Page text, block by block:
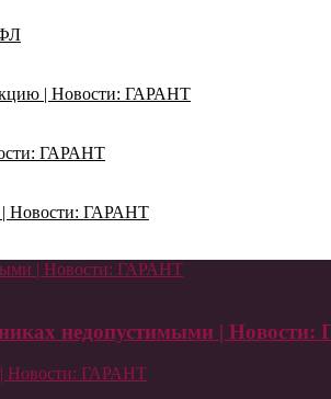
| Новости: ГАРАНТ
ГАРАНТ
| Новости: ГАРАНТ
| Новости: ГАРАНТ
недопустимыми |
| Новости: ГАРАНТ